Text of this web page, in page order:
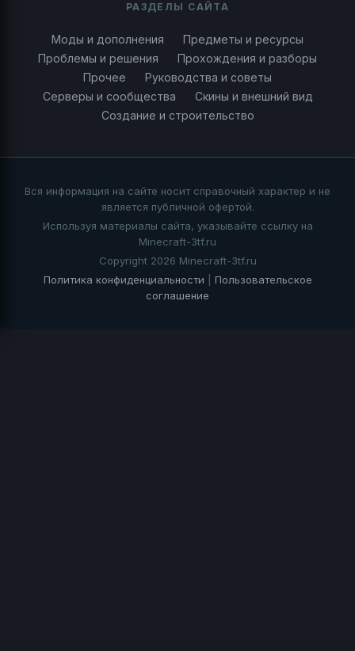
РАЗДЕЛЫ САЙТА
Моды и дополнения
Предметы и ресурсы
Проблемы и решения
Прохождения и разборы
Прочее
Руководства и советы
Серверы и сообщества
Скины и внешний вид
Создание и строительство
Вся информация на сайте носит справочный характер и не
является публичной офертой.
Используя материалы сайта, указывайте ссылку на
Minecraft-3tf.ru
Copyright 2026 Minecraft-3tf.ru
Политика конфиденциальности
Пользовательское
соглашение